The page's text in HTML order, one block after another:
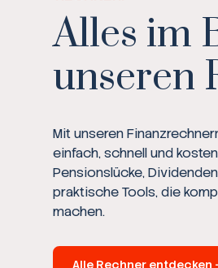
Alles im
unseren
Mit unseren
einfach, schnell und
Pensionslücke,
praktische Tools, die
machen.
Alle Rechner entdecken